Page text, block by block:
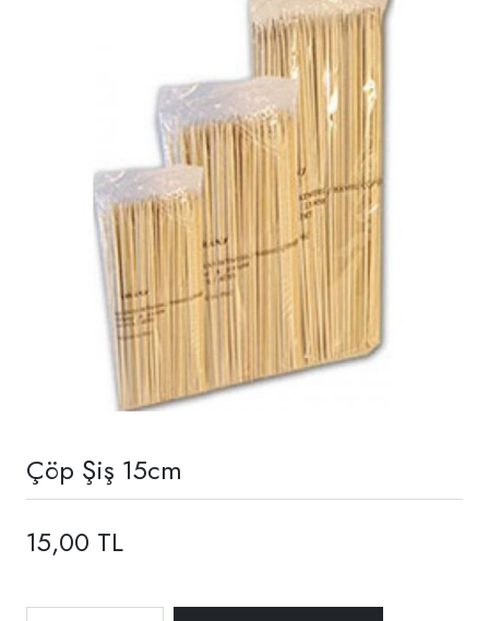
Çöp Şiş 15cm
15,00 TL